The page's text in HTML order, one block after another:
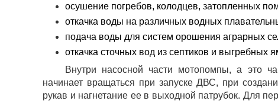
осушение погребов, колодцев, затопленных
откачка воды на различных водных
подача воды для систем орошения аграрных
откачка сточных вод из септиков и выгребных
Внутри насосной части мотопомпы, а это
начинает вращаться при запуске ДВС, при
рукав и нагнетание ее в выходной патрубок. Для